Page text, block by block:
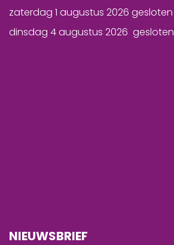
zaterdag 1 augustus 2026 gesloten
dinsdag 4 augustus 2026 gesloten
NIEUWSBRIEF